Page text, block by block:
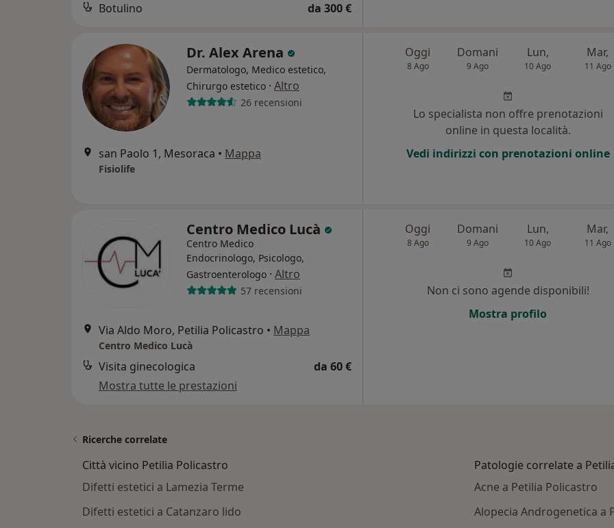
Botulino da 300 €
Dr. Alex Arena
Dermatologo, Medico estetico,
Chirurgo estetico · Altro
26 recensioni
san Paolo 1, Mesoraca • Mappa
Fisiolife
Oggi
8 Ago
Domani
9 Ago
Lun,
10 Ago
Mar,
11 Ago
Lo specialista non offre prenotazioni
online in questa località.
Vedi indirizzi con prenotazioni online
Centro Medico Lucà
Centro Medico
Endocrinologo, Psicologo,
Gastroenterologo · Altro
57 recensioni
Via Aldo Moro, Petilia Policastro • Mappa
Centro Medico Lucà
Visita ginecologica
da 60 €
Mostra tutte le prestazioni
Oggi
8 Ago
Domani
9 Ago
Lun,
10 Ago
Mar,
11 Ago
Non ci sono agende disponibili!
Mostra profilo
Ricerche correlate
Città vicino Petilia Policastro
Difetti estetici a Lamezia Terme
Difetti estetici a Catanzaro lido
Patologie correlate a
Acne a Petilia Policastro
Alopecia Androgenetica a